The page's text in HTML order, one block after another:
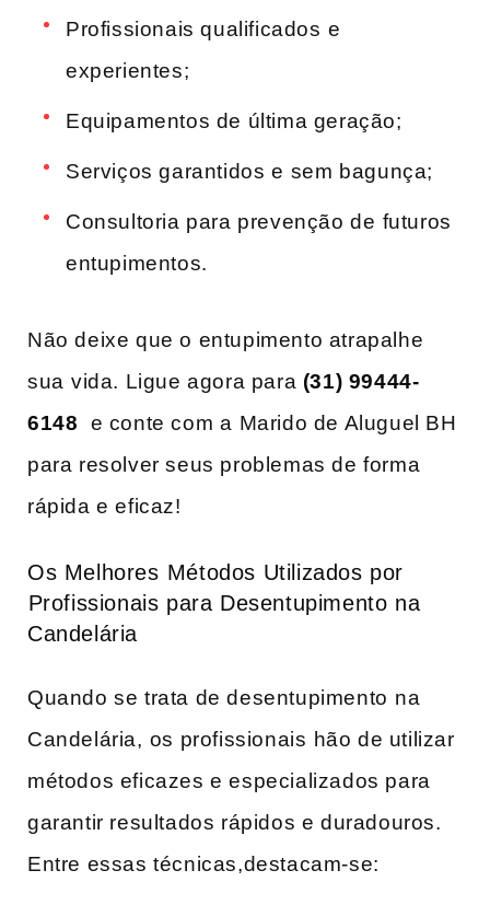
Profissionais qualificados ⁤e⁣
experientes;
Equipamentos de última​ geração;
Serviços garantidos e ⁢sem bagunça;
Consultoria para prevenção de⁣ futuros
entupimentos.
Não deixe ‌que o entupimento atrapalhe
sua⁤ vida. Ligue agora para (31) 99444-
6148 ‍ e conte com⁤ a Marido​ de Aluguel BH​
para resolver seus problemas de forma
rápida e eficaz!
Os ​Melhores⁢ Métodos Utilizados por
⁤Profissionais para Desentupimento na
Candelária
Quando se trata de ‌desentupimento ⁢na‌
Candelária, ⁢os ​profissionais⁣ hão de utilizar
métodos​ eficazes e especializados para‍
garantir resultados rápidos e‌ duradouros.
Entre‍ essas técnicas,destacam-se: